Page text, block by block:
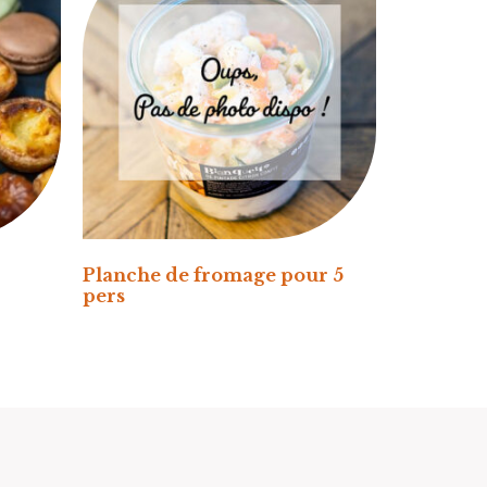
Planche de fromage pour 5
pers